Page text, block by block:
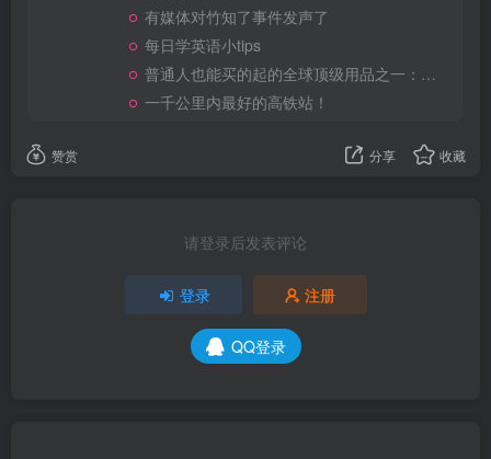
有媒体对竹知了事件发声了
每日学英语小tips
普通人也能买的起的全球顶级用品之一：WD-40润滑除锈剂！
一千公里内最好的高铁站！
赞赏 分享 收藏
请登录后发表评论
登录 注册
QQ登录